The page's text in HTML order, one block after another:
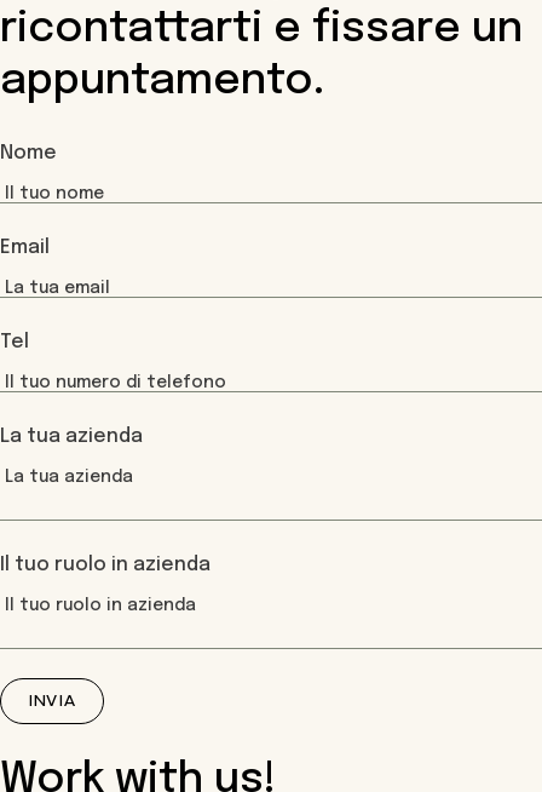
ricontattarti e fissare un
appuntamento.
Nome
Email
Tel
La tua azienda
Il tuo ruolo in azienda
INVIA
Work with us!